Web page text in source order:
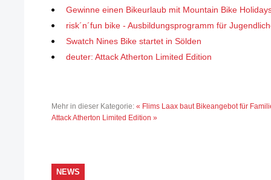
Gewinne einen Bikeurlaub mit Mountain Bike
risk´n´fun bike - Ausbildungsprogramm für
Swatch Nines Bike startet in Sölden
deuter: Attack Atherton Limited Edition
Mehr in dieser Kategorie: « Flims Laax baut Bikeangebot für
Attack Atherton Limited Edition »
NEWS